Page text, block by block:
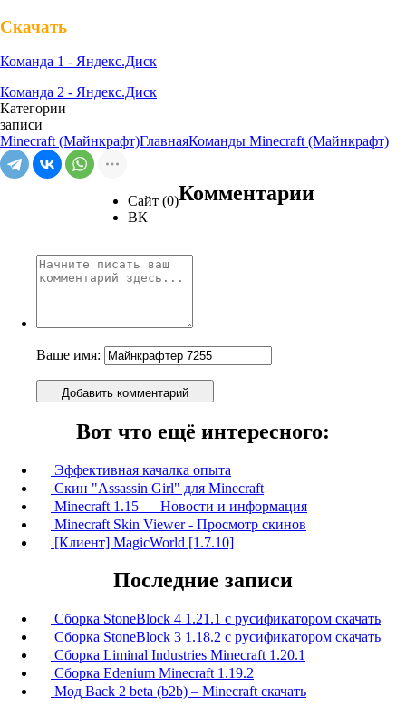
Скачать
Команда 1 - Яндекс.Диск
Команда 2 - Яндекс.Диск
Категории
записи
Minecraft (Майнкрафт)ГлавнаяКоманды Minecraft (Майнкрафт)
Сайт (0)
ВК
Комментарии
Ваше имя:
Добавить комментарий
Вот что ещё интересного:
Эффективная качалка опыта
Скин "Assassin Girl" для Minecraft
Minecraft 1.15 — Новости и информация
Minecraft Skin Viewer - Просмотр скинов
[Клиент] MagicWorld [1.7.10]
Последние записи
Сборка StoneBlock 4 1.21.1 с русификатором скачать
Сборка StoneBlock 3 1.18.2 с русификатором скачать
Сборка Liminal Industries Minecraft 1.20.1
Сборка Edenium Minecraft 1.19.2
Мод Back 2 beta (b2b) – Minecraft скачать